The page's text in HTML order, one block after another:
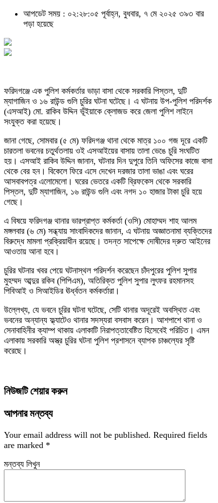
আপডেট সময় : ০২:২৮:০৫ পূর্বাহ্ন, বুধবার, ৭ মে ২০২৫ ৩৯৩ বার
পড়া হয়েছে
ফরিদগঞ্জে এক পুলিশ কর্মকর্তার ভাড়া বাসা থেকে সরকারি পিস্তল, দুটি
ম্যাগাজিন ও ১৬ রাউন্ড গুলি চুরির ঘটনা ঘটেছে। এ ঘটনায় উপ-পুলিশ পরিদর্শক
(এসআই) মো. রাকিব উদ্দিন ভূঁইয়াকে ক্লোজড করে জেলা পুলিশ লাইনে
সংযুক্ত করা হয়েছে।
জানা গেছে, সোমবার (৫ মে) ফরিদগঞ্জ থানা থেকে মাত্র ১০০ গজ দূরে একটি
চারতলা ভবনের চতুর্থতলায় ওই এসআইয়ের বাসায় তালা ভেঙে চুরি সংঘটিত
হয়। এসআই রাকিব উদ্দিন জানান, ঘটনার দিন দুপুরে তিনি অফিসের কাজে বাসা
থেকে বের হন। বিকেলে ফিরে এসে দেখেন দরজার তালা ভাঙা এবং ঘরের
আসবাবপত্র এলোমেলো। ঘরের ভেতরে একটি ব্রিফকেস থেকে সরকারি
পিস্তল, দুটি ম্যাগাজিন, ১৬ রাউন্ড গুলি এবং নগদ ১০ হাজার টাকা চুরি হয়ে
গেছে।
এ বিষয়ে ফরিদগঞ্জ থানার ভারপ্রাপ্ত কর্মকর্তা (ওসি) মোহাম্মদ শাহ আলম
মঙ্গলবার (৬ মে) সন্ধ্যায় সাংবাদিকদের জানান, এ ঘটনায় অজ্ঞাতনামা ব্যক্তিদের
বিরুদ্ধে মামলা প্রক্রিয়াধীন রয়েছে। তদন্ত সাপেক্ষে দোষীদের দ্রুত আইনের
আওতায় আনা হবে।
চুরির ঘটনার খবর পেয়ে ঘটনাস্থল পরিদর্শন করেছেন চাঁদপুরের পুলিশ সুপার
মুহম্মদ আব্দুর রকিব (পিপিএম), অতিরিক্ত পুলিশ সুপার লুৎফর রহমানসহ
পিবিআই ও সিআইডির ঊর্ধ্বতন কর্মকর্তারা।
উল্লেখ্য, যে ভবনে চুরির ঘটনা ঘটেছে, সেটি থানার অদূরেই অবস্থিত এবং
ভবনের অন্যান্য ফ্ল্যাটেও থানার সদস্যরা বসবাস করেন। আশপাশে থানা ও
সেনাবাহিনীর ক্যাম্প থাকায় এলাকাটি নিরাপত্তাবেষ্টিত হিসেবেই পরিচিত। এমন
এলাকায় সরকারি অস্ত্র চুরির ঘটনা পুলিশ প্রশাসনে ব্যাপক চাঞ্চল্যের সৃষ্টি
করেছে।
নিউজটি শেয়ার করুন
আপনার মন্তব্য
Your email address will not be published. Required fields
are marked *
মন্তব্য লিখুন